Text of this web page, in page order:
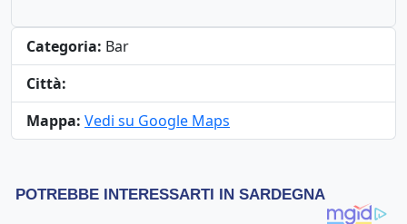
Categoria: Bar
Città:
Mappa: Vedi su Google Maps